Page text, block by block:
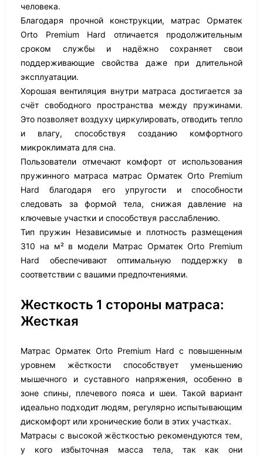
человека.
Благодаря прочной конструкции, матрас Орматек
Orto Premium Hard отличается продолжительным
сроком службы и надёжно сохраняет свои
поддерживающие свойства даже при длительной
эксплуатации.
Хорошая вентиляция внутри матраса достигается за
счёт свободного пространства между пружинами.
Это позволяет воздуху циркулировать, отводить тепло
и влагу, способствуя созданию комфортного
микроклимата для сна.
Пользователи отмечают комфорт от использования
пружинного матраса матрас Орматек Orto Premium
Hard благодаря его упругости и способности
следовать за формой тела, снижая давление на
ключевые участки и способствуя расслаблению.
Тип пружин Независимые и плотность размещения
310 на м² в модели Матрас Орматек Orto Premium
Hard обеспечивают оптимальную поддержку в
соответствии с вашими предпочтениями.
Жесткость 1 стороны матраса:
Жесткая
Матрас Орматек Orto Premium Hard с повышенным
уровнем жёсткости способствует уменьшению
мышечного и суставного напряжения, особенно в
зоне спины, плечевого пояса и шеи. Такой вариант
идеально подходит людям, регулярно испытывающим
дискомфорт или хронические боли в этих участках.
Матрасы с высокой жёсткостью рекомендуются тем,
у кого избыточная масса тела, так как они